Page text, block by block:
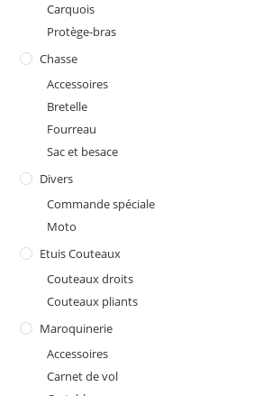
Carquois
Protège-bras
Chasse
Accessoires
Bretelle
Fourreau
Sac et besace
Divers
Commande spéciale
Moto
Etuis Couteaux
Couteaux droits
Couteaux pliants
Maroquinerie
Accessoires
Carnet de vol